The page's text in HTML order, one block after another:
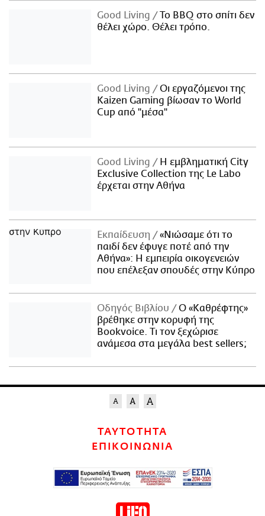
Good Living
Το BBQ στο σπίτι δεν
θέλει χώρο. Θέλει τρόπο.
Good Living
Οι εργαζόμενοι της
Kaizen Gaming βίωσαν το World
Cup από "μέσα"
Good Living
Η εμβληματική City
Exclusive Collection της Le Labo
έρχεται στην Αθήνα
Εκπαίδευση
«Νιώσαμε ότι το
παιδί δεν έφυγε ποτέ από την
Αθήνα»: Η εμπειρία οικογενειών
που επέλεξαν σπουδές στην Κύπρο
Οδηγός Βιβλίου
Ο «Καθρέφτης»
βρέθηκε στην κορυφή της
Bookvoice. Τι τον ξεχώρισε
ανάμεσα στα μεγάλα best sellers;
ΤΑΥΤΟΤΗΤΑ
ΕΠΙΚΟΙΝΩΝΙΑ